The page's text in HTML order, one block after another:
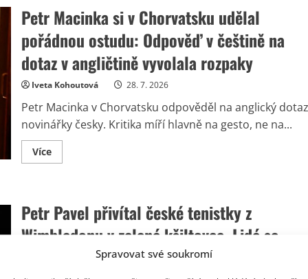
Spravovat své soukromí
pustil
do
bývalých
kamarádů
z
kapely
J.A.R.
Slova
o
brutalitě
a
zklamání
překvapila
fanoušky
Petr Macinka si v Chorvatsku udělal
pořádnou ostudu: Odpověď v češtině na
dotaz v angličtině vyvolala rozpaky
Iveta Kohoutová 28. 7. 2026
Petr Macinka v Chorvatsku odpověděl na anglický dotaz
novinářky česky. Kritika míří hlavně na gesto, ne na...
VíceRead
more
v
Chorvatsku
udělal
pořádnou
češtině
Petr Pavel přivítal české tenistky z
Wimbledonu v zelené kšiltovce. Lidé se
smějí jejich společné fotce